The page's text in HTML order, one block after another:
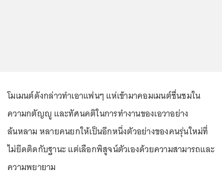
โมเมนต์ดังกล่าวทำเอาแฟนๆ แห่เข้ามาคอมเมนต์ชื่นชมใน
ความกตัญญู และทัศนคติในการทำงานของเอวาอย่าง
ล้นหลาม หลายคนยกให้เป็นอีกหนึ่งตัวอย่างของคนรุ่นใหม่ที่
ไม่ยึดติดกับฐานะ แต่เลือกพิสูจน์ตัวเองด้วยความสามารถและ
ความพยายาม